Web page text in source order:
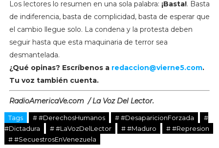
Los lectores lo resumen en una sola palabra: ¡Basta!. Basta
de indiferencia, basta de complicidad, basta de esperar que
el cambio llegue solo. La condena y la protesta deben
seguir hasta que esta maquinaria de terror sea
desmantelada.
¿Qué opinas? Escríbenos a redaccion@vierne5.com.
Tu voz también cuenta.
RadioAmericaVe.com / La Voz Del Lector.
Tags # #DerechosHumanos # #DesaparicionForzada
#
#Dictadura
# #LaVozDelLector # #Maduro
# #Represion
# #SecuestrosEnVenezuela